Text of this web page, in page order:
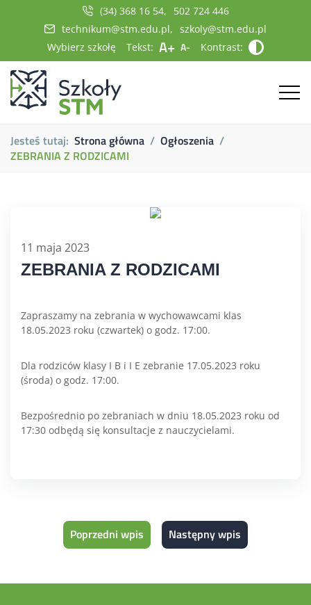
(34) 368 16 54
502 724 446
technikum@stm.edu.pl
szkoly@stm.edu.pl
Wybierz szkołę
Tekst: A+ A- Kontrast:
Jesteś tutaj: Strona główna
Ogłoszenia
ZEBRANIA Z RODZICAMI
11 maja 2023
ZEBRANIA Z RODZICAMI
Zapraszamy na zebrania w wychowawcami klas
18.05.2023 roku (czwartek) o godz. 17:00.
Dla rodziców klasy I B i I E zebranie 17.05.2023 roku
(środa) o godz. 17:00.
Bezpośrednio po zebraniach w dniu 18.05.2023 roku od
17:30 odbędą się konsultacje z nauczycielami.
Poprzedni wpis Następny wpis